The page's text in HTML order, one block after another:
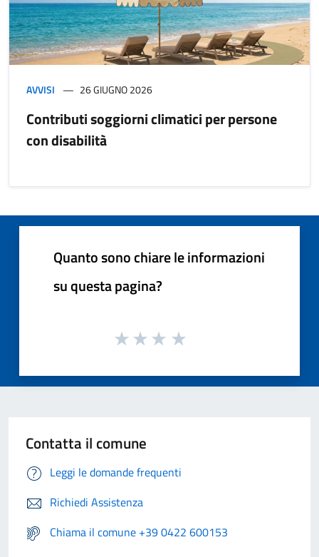
AVVISI 26 GIUGNO 2026
Contributi soggiorni climatici per persone
con disabilità
Quanto sono chiare le informazioni
su questa pagina?
Contatta il comune
Leggi le domande frequenti
Richiedi Assistenza
Chiama il comune +39 0422 600153